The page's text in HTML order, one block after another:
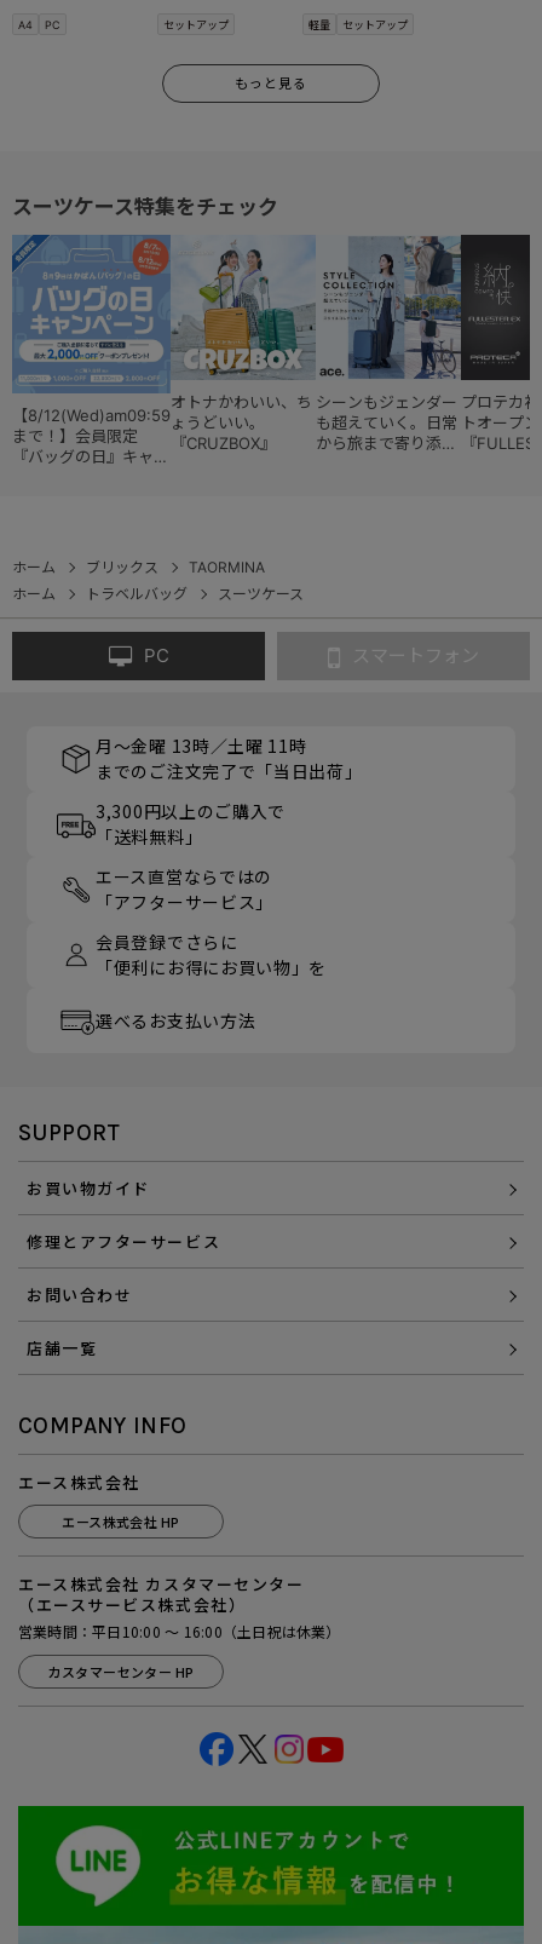
A4 PC セットアップ 軽量 セットアップ
もっと見る
スーツケース特集をチェック
【8/12(Wed)am09:59
まで！】会員限定
『バッグの日』キャン
オトナかわいい、ち
ょうどいい。
『CRUZBOX』
シーンもジェンダー
も超えていく。日常
から旅まで寄り添う
プロテカ
トオープ
『
ホーム ブリックス
TAORMINA
ホーム
トラベルバッグ スーツケース
PC スマートフォン
月～金曜 13時／土曜 11時
までのご注文完了で「当日出荷」
3,300円以上のご購入で
「送料無料」
エース直営ならではの
「アフターサービス」
会員登録でさらに
「便利にお得にお買い物」を
選べるお支払い方法
SUPPORT
お買い物ガイド
修理とアフターサービス
お問い合わせ
店舗一覧
COMPANY INFO
エース株式会社
エース株式会社 HP
エース株式会社 カスタマーセンター
（エースサービス株式会社）
営業時間：平日10:00 ～ 16:00（土日祝は休業）
カスタマーセンター HP